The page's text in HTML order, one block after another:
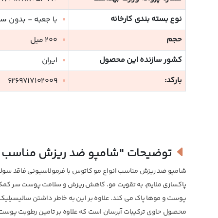
نوع بسته بندی کارخانه
با جعبه - بدون
حجم
200 میل
کشور سازنده این محصول
ایران
بارکد:
6269717102009
توضیحات "شامپو ضد ریزش مناسب
شامپو ضد ریزش مناسب انواع مو کاتوس با فرمولاسیونی فاقد
پاکسازی ملایم، به تقویت مو، کاهش ریزش و سلامت پوست سر
پوست و موها پاک می کند. علاوه بر این به خاطر داشتن
محصول حاوی ترکیبات آبرسان است که علاوه بر تامین رطوبت